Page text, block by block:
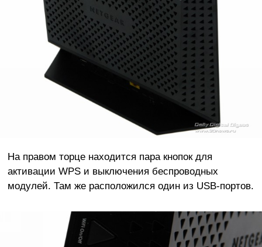
На правом торце находится пара кнопок для
активации WPS и выключения беспроводных
модулей. Там же расположился один из USB-портов.